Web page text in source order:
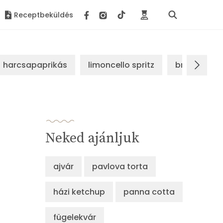
Receptbeküldés
harcsapaprikás limoncello spritz brassói
Neked ajánljuk
ajvár pavlova torta
házi ketchup panna cotta
fügelekvár